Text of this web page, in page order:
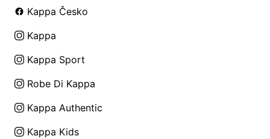
Kappa Česko
Kappa
Kappa Sport
Robe Di Kappa
Kappa Authentic
Kappa Kids